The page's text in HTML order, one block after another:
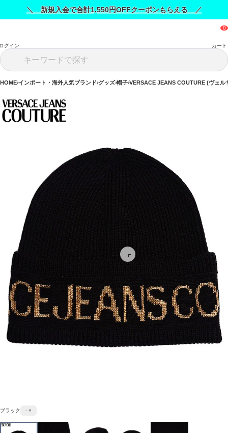
＼ 新規入会で合計1,550円OFFクーポンもらえる ／
グイン カート
HOME インポート・海外人気ブランド グッズ 帽子 VERSACE JEANS COUTURE (ヴェル
ブラック - ×